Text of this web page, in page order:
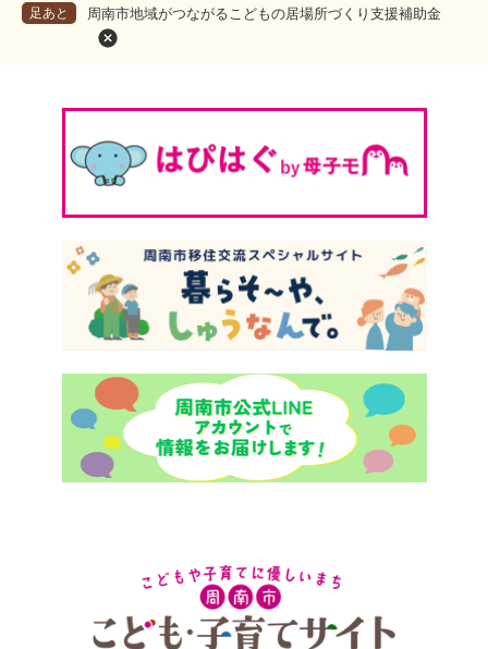
足あと 周南市地域がつながるこどもの居場所づくり支援補助金